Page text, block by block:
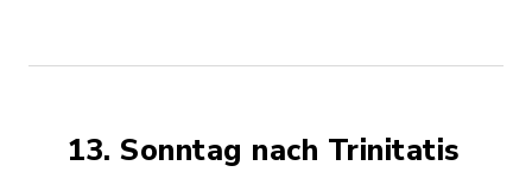
13. Sonntag nach Trinitatis